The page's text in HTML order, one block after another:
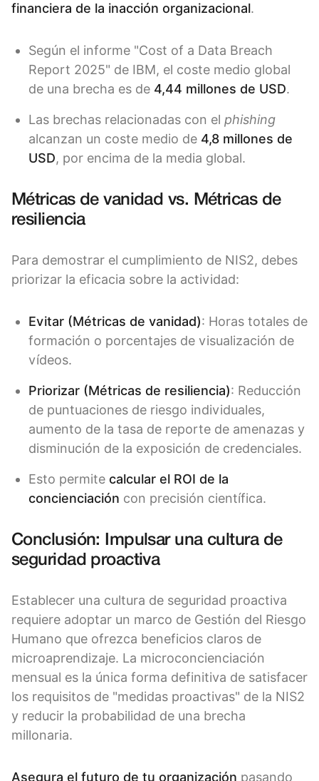
financiera de la inacción organizacional.
Según el informe "Cost of a Data Breach
Report 2025" de IBM, el coste medio global
de una brecha es de 4,44 millones de USD.
Las brechas relacionadas con el phishing
alcanzan un coste medio de 4,8 millones de
USD, por encima de la media global.
Métricas de vanidad vs. Métricas de
resiliencia
Para demostrar el cumplimiento de NIS2, debes
priorizar la eficacia sobre la actividad:
Evitar (Métricas de vanidad): Horas totales de
formación o porcentajes de visualización de
vídeos.
Priorizar (Métricas de resiliencia): Reducción
de puntuaciones de riesgo individuales,
aumento de la tasa de reporte de amenazas y
disminución de la exposición de credenciales.
Esto permite calcular el ROI de la
concienciación con precisión científica.
Conclusión: Impulsar una cultura de
seguridad proactiva
Establecer una cultura de seguridad proactiva
requiere adoptar un marco de Gestión del Riesgo
Humano que ofrezca beneficios claros de
microaprendizaje. La microconcienciación
mensual es la única forma definitiva de satisfacer
los requisitos de "medidas proactivas" de la NIS2
y reducir la probabilidad de una brecha
millonaria.
Asegura el futuro de tu organización pasando